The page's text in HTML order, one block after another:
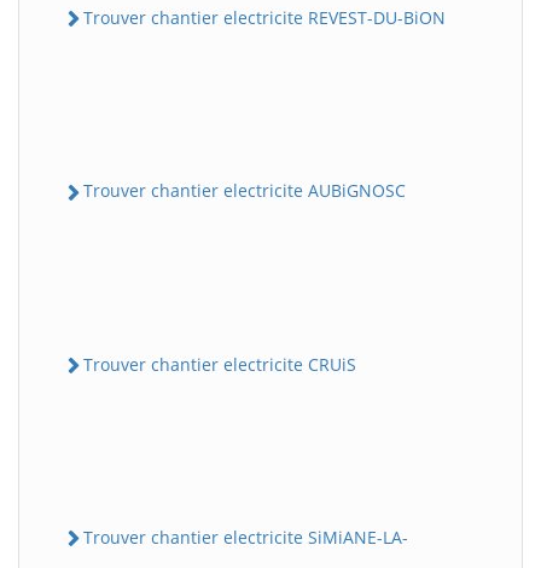
Trouver chantier electricite REVEST-DU-BiON
Trouver chantier electricite AUBiGNOSC
Trouver chantier electricite CRUiS
Trouver chantier electricite SiMiANE-LA-